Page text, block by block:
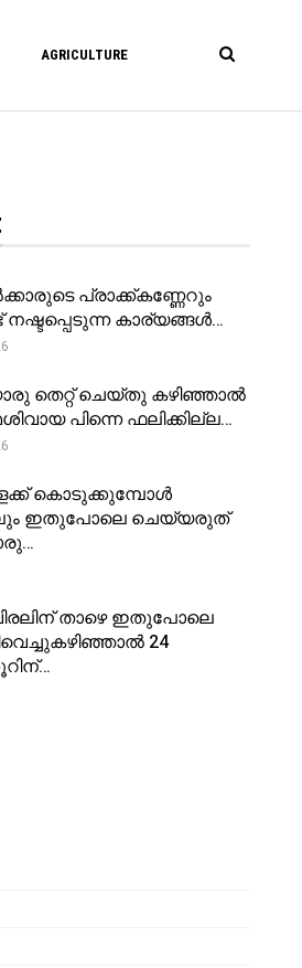
AGRICULTURE
പ്രാക്ക്കണ്ണേറും
കാര്യങ്ങൾ…
തെറ്റ് ചെയ്തു കഴിഞ്ഞാൽ
പിന്നെ ഫലിക്കില്ല…
കൊടുക്കുമ്പോൾ
ഇതുപോലെ ചെയ്യരുത്
താഴെ ഇതുപോലെ
24